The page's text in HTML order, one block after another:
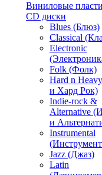
Виниловые
CD диски
Blues (Блюз)
Classical
Electronic
Folk (Фолк)
Hard n
и Хард Рок)
Indie-rock &
Alternative
и
Instrumental
Jazz (Джаз)
Latin